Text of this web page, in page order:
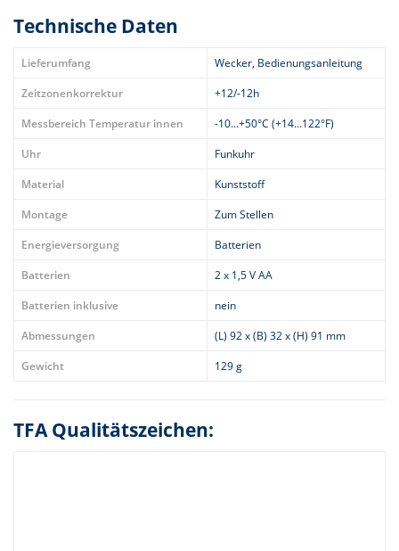
Technische Daten
Lieferumfang
Wecker, Bedienungsanleitung
Zeitzonenkorrektur
+12/-12h
Messbereich Temperatur innen
-10...+50°C (+14...122°F)
Uhr
Funkuhr
Material
Kunststoff
Montage
Zum Stellen
Energieversorgung
Batterien
Batterien
2 x 1,5 V AA
Batterien inklusive
nein
Abmessungen
(L) 92 x (B) 32 x (H) 91 mm
Gewicht
129 g
TFA Qualitätszeichen: